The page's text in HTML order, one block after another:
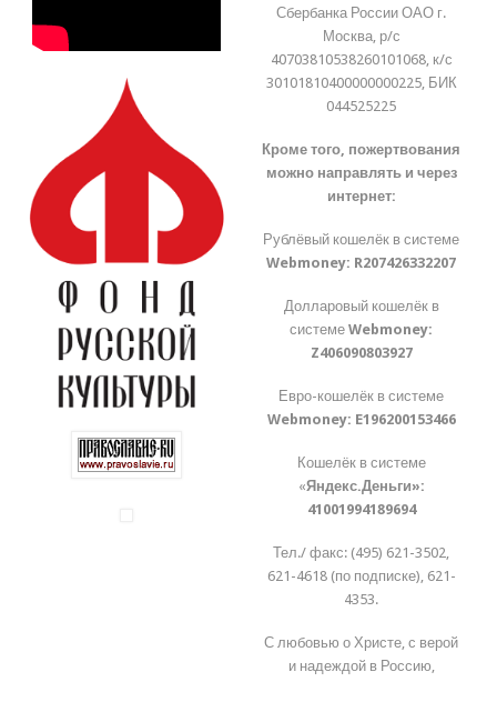
Сбербанка России ОАО г.
Москва, р/с
40703810538260101068, к/с
30101810400000000225, БИК
044525225
Кроме того, пожертвования
можно направлять и через
интернет:
Рублёвый кошелёк в системе
Webmoney: R207426332207
Долларовый кошелёк в
системеWebmoney:
Z406090803927
Евро-кошелёк в системе
Webmoney: E196200153466
Кошелёк в системе
«Яндекс.Деньги»:
41001994189694
Тел./ факс: (495) 621-3502,
621-4618 (по подписке), 621-
4353.
С любовью о Христе, с верой
и надеждой в Россию,